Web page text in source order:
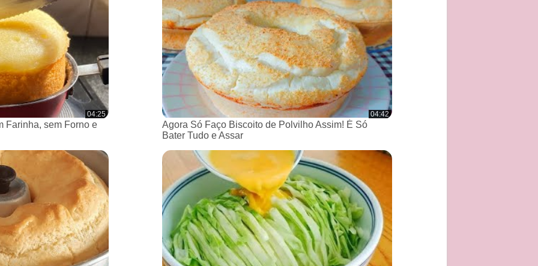
04:25
Farinha, sem Forno e
04:42
Agora Só Faço Biscoito de Polvilho Assim! É Só
Bater Tudo e Assar